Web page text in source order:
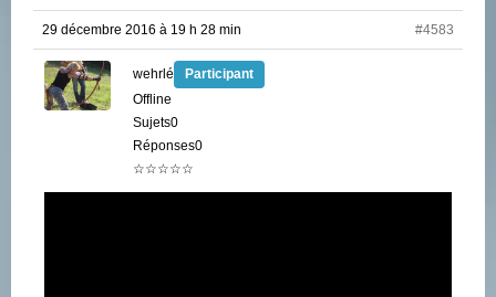
29 décembre 2016 à 19 h 28 min #4583
wehrlé
Participant
Offline
Sujets0
Réponses0
☆☆☆☆☆